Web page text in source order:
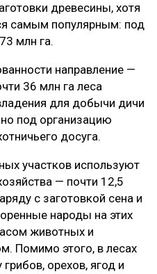
древесины, хотя
самым популярным: под
млн га.
направление —
36 млн га леса
для добычи дичи
под организацию
досуга.
участков используют
— почти 12,5
с заготовкой сена и
народы на этих
животных и
Помимо этого, в лесах
орехов, ягод и